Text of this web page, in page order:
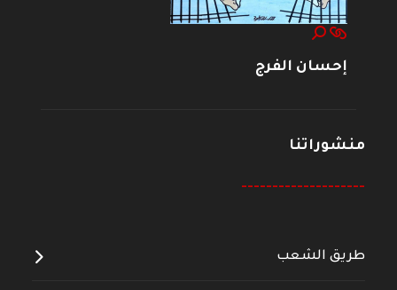
إحسان الفرج
منشوراتنا
--------------------
طريق الشعب